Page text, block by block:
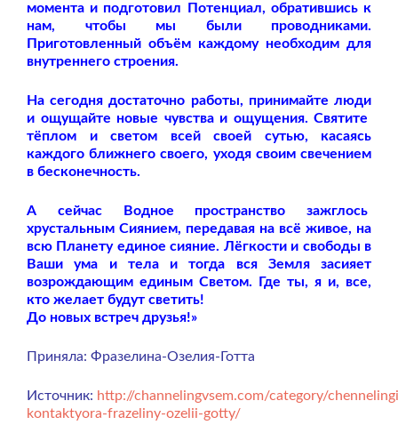
момента и подготовил Потенциал, обратившись к
нам, чтобы мы были проводниками.
Приготовленный объём каждому необходим для
внутреннего строения.
На сегодня достаточно работы, принимайте люди
и ощущайте новые чувства и ощущения. Святите
тёплом и светом всей своей сутью, касаясь
каждого ближнего своего, уходя своим свечением
в бесконечность.
А сейчас Водное пространство зажглось
хрустальным Сиянием, передавая на всё живое, на
всю Планету единое сияние. Лёгкости и свободы в
Ваши ума и тела и тогда вся Земля засияет
возрождающим единым Светом. Где ты, я и, все,
кто желает будут светить!
До новых встреч друзья!»
Приняла: Фразелина-Озелия-Готта
Источник: http://channelingvsem.com/category/
kontaktyora-frazeliny-ozelii-gotty/